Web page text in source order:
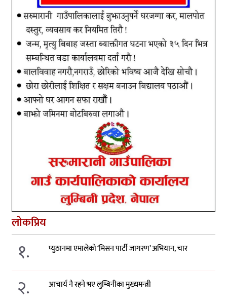
लोकप्रिय
१. प्युठानमा एमालेको ‘मिसन पार्टी जागरण’ अभियान, चार
२. आचार्य नै रहने भए लुम्बिनीका मुख्यमन्त्री